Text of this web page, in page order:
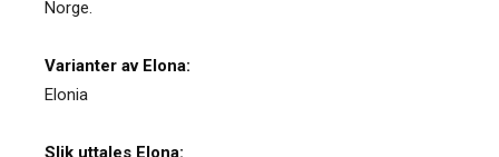
Norge.
Varianter av Elona:
Elonia
Slik uttales Elona: